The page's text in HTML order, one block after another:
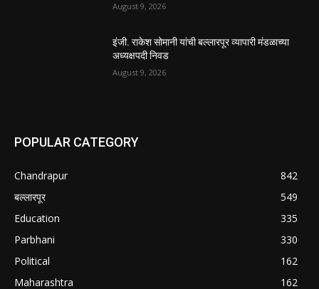
August 9, 2026
इंजी. राकेश सोमानी यांची बल्लारपूर व्यापारी मंडळाच्या
अध्यक्षपदी निवड
August 9, 2026
POPULAR CATEGORY
Chandrapur
842
बल्लारपूर
549
Education
335
Parbhani
330
Political
162
Maharashtra
162